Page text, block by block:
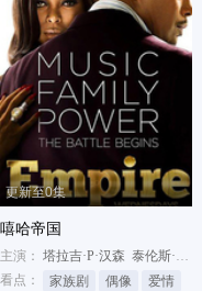
更新至0集
嘻哈帝国
主演： 塔拉吉·P·汉森 泰伦斯·霍华德
看点：
家族剧 偶像 爱情